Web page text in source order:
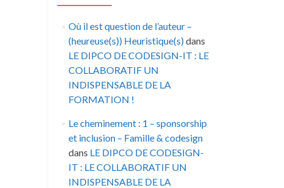
Où il est question de l’auteur –
(heureuse(s)) Heuristique(s)dans
LE DIPCO DE CODESIGN-IT : LE
COLLABORATIF UN
INDISPENSABLE DE LA
FORMATION !
Le cheminement : 1 – sponsorship
et inclusion – Famille & codesign
dans LE DIPCO DE CODESIGN-
IT : LE COLLABORATIF UN
INDISPENSABLE DE LA